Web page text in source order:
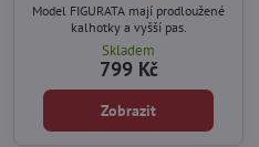
Model FIGURATA mají prodloužené
kalhotky a vyšší pas.
Skladem
799 Kč
Zobrazit